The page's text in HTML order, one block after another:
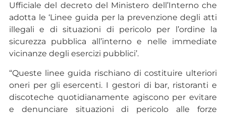
Ufficiale del decreto del Ministero dell’Interno che
adotta le ‘Linee guida per la prevenzione degli atti
illegali e di situazioni di pericolo per l’ordine la
sicurezza pubblica all’interno e nelle immediate
vicinanze degli esercizi pubblici’.
“Queste linee guida rischiano di costituire ulteriori
oneri per gli esercenti. I gestori di bar, ristoranti e
discoteche quotidianamente agiscono per evitare
e denunciare situazioni di pericolo alle forze